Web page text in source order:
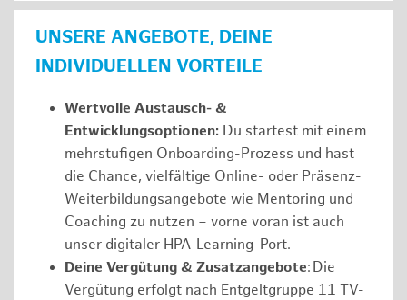
UNSERE ANGEBOTE, DEINE
INDIVIDUELLEN VORTEILE
Wertvolle Austausch- &
Entwicklungsoptionen: Du startest mit einem
mehrstufigen Onboarding-Prozess und hast
die Chance, vielfältige Online- oder Präsenz-
Weiterbildungsangebote wie Mentoring und
Coaching zu nutzen – vorne voran ist auch
unser digitaler HPA-Learning-Port.
Deine Vergütung & Zusatzangebote: Die
Vergütung erfolgt nach Entgeltgruppe 11 TV-